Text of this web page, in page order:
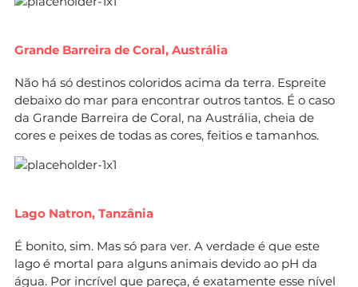
Grande Barreira de Coral, Austrália
Não há só destinos coloridos acima da terra. Espreite
debaixo do mar para encontrar outros tantos. É o caso
da Grande Barreira de Coral, na Austrália, cheia de
cores e peixes de todas as cores, feitios e tamanhos.
Lago Natron, Tanzânia
É bonito, sim. Mas só para ver. A verdade é que este
lago é mortal para alguns animais devido ao pH da
água. Por incrível que pareça, é exatamente esse nível